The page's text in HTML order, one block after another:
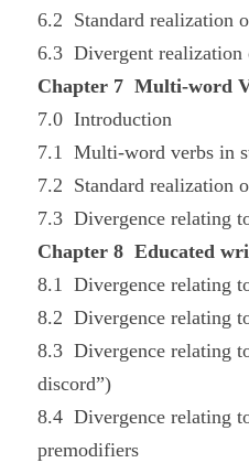
6.2 Standard realization
6.3 Divergent realization
Chapter 7 Multi-word
7.0 Introduction
7.1 Multi-word verbs in
7.2 Standard realization
7.3 Divergence relating
Chapter 8 Educated
8.1 Divergence relating
8.2 Divergence relating
8.3 Divergence relating
discord”)
8.4 Divergence relating
premodifiers